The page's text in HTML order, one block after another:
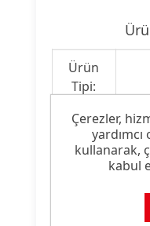
Ürün
Tipi:
Ürün
Özelliği:
Çerezler,
kullanarak,
kabul